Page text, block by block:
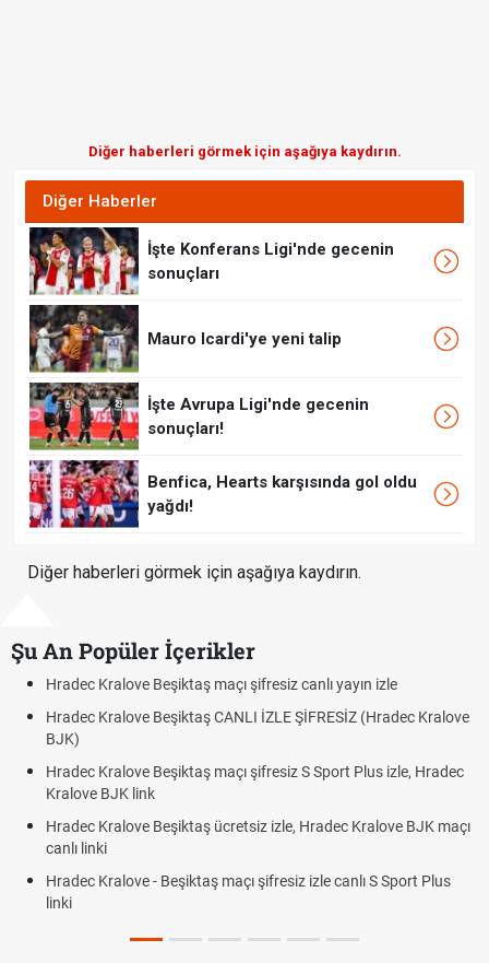
Diğer haberleri görmek için aşağıya kaydırın.
Diğer Haberler
İşte Konferans Ligi'nde gecenin
sonuçları
Mauro Icardi'ye yeni talip
İşte Avrupa Ligi'nde gecenin
sonuçları!
Benfica, Hearts karşısında gol oldu
yağdı!
Diğer haberleri görmek için aşağıya kaydırın.
Şu An Popüler İçerikler
Hradec Kralove Beşiktaş maçı şifresiz canlı yayın izle
Hradec Kralove Beşiktaş CANLI İZLE ŞİFRESİZ (Hradec Kralove
BJK)
Hradec Kralove Beşiktaş maçı şifresiz S Sport Plus izle, Hradec
Kralove BJK link
Hradec Kralove Beşiktaş ücretsiz izle, Hradec Kralove BJK maçı
canlı linki
Hradec Kralove - Beşiktaş maçı şifresiz izle canlı S Sport Plus
linki